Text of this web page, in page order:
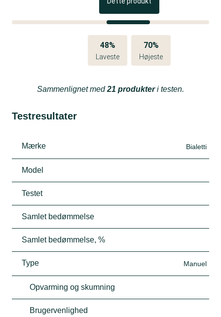
48%
Laveste
70%
Højeste
Sammenlignet med21 produkteri testen.
Testresultater
Mærke Bialetti
Model
Testet
Samlet bedømmelse
Samlet bedømmelse, %
Type Manuel
Opvarming og skumning
Brugervenlighed